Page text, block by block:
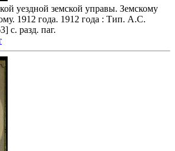
уездной земской управы. Земскому
1912 года. 1912 года : Тип. А.С.
с. разд. паг.